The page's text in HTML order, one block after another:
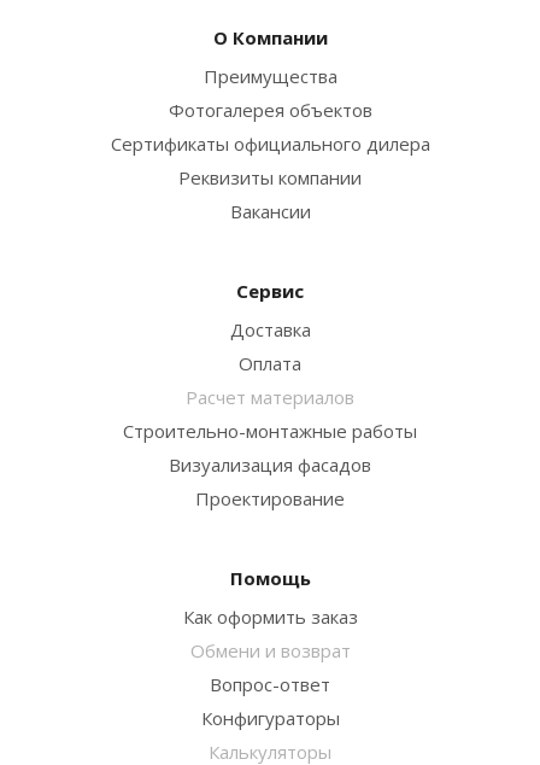
О Компании
Преимущества
Фотогалерея объектов
Сертификаты официального дилера
Реквизиты компании
Вакансии
Сервис
Доставка
Оплата
Расчет материалов
Строительно-монтажные работы
Визуализация фасадов
Проектирование
Помощь
Как оформить заказ
Обмени и возврат
Вопрос-ответ
Конфигураторы
Калькуляторы